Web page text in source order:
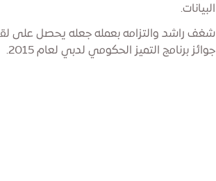
البيانات.
شغف راشد والتزامه بعمله جعله يحصل على
جوائز برنامج التميز الحكومي لدبي لعام 2015.